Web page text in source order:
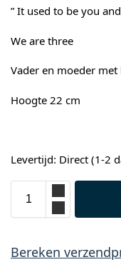
” It used to be you
We are three
Vader en moeder
Hoogte 22 cm
Levertijd: Direct (1-2
Bereken